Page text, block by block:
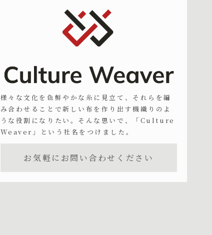
様々な文化を色鮮やかな糸に見立て、それらを編
み合わせることで新しい布を作り出す機織りのよ
うな役割になりたい。そんな思いで、「Culture
Weaver」という社名をつけました。
お気軽にお問い合わせください